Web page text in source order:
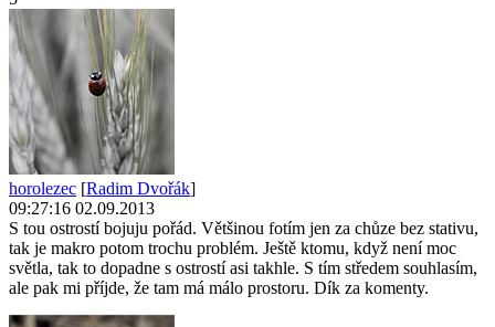
horolezec [Radim Dvořák]
09:27:16 02.09.2013
S tou ostrostí bojuju pořád. Většinou fotím jen za chůze bez stativu,
tak je makro potom trochu problém. Ještě ktomu, když není moc
světla, tak to dopadne s ostrostí asi takhle. S tím středem souhlasím,
ale pak mi příjde, že tam má málo prostoru. Dík za komenty.